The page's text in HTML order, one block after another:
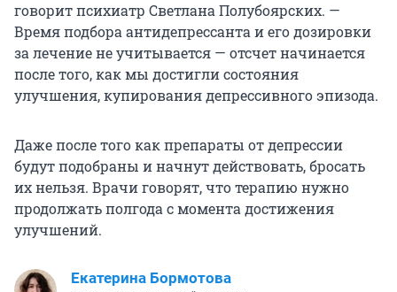
говорит психиатр Светлана Полубоярских. —
Время подбора антидепрессанта и его дозировки
за лечение не учитывается — отсчет начинается
после того, как мы достигли состояния
улучшения, купирования депрессивного эпизода.
Даже после того как препараты от депрессии
будут подобраны и начнут действовать, бросать
их нельзя. Врачи говорят, что терапию нужно
продолжать полгода с момента достижения
улучшений.
Екатерина Бормотова